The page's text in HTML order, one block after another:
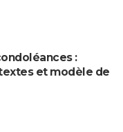
:
et modèle de